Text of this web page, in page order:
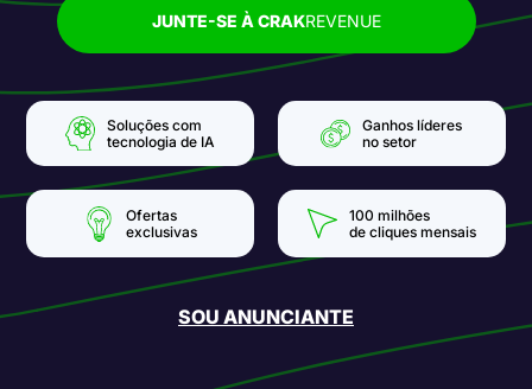
Soluções com
tecnologia de IA
Ganhos líderes
no setor
Ofertas
exclusivas
100 milhões
de cliques mensais
JUNTE-SE À CRAKREVENUE
SOU ANUNCIANTE